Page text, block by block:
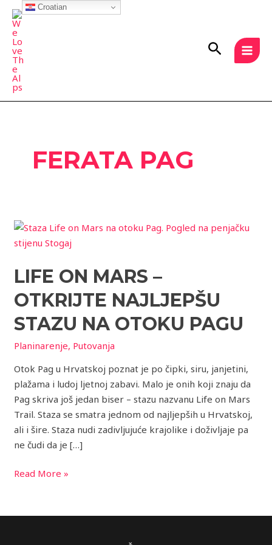
Skip
content
Search
FERATA PAG
LIFE ON MARS –
OTKRIJTE NAJLJEPŠU
STAZU NA OTOKU PAGU
Planinarenje, Putovanja
Otok Pag u Hrvatskoj poznat je po čipki, siru, janjetini,
plažama i ludoj ljetnoj zabavi. Malo je onih koji znaju da
Pag skriva još jedan biser – stazu nazvanu Life on Mars
Trail. Staza se smatra jednom od najljepših u Hrvatskoj,
ali i šire. Staza nudi zadivljujuće krajolike i doživljaje pa
ne čudi da je […]
Life
on
–
najljepšu
stazu
na
otoku
Pagu
Read More »
Croatian